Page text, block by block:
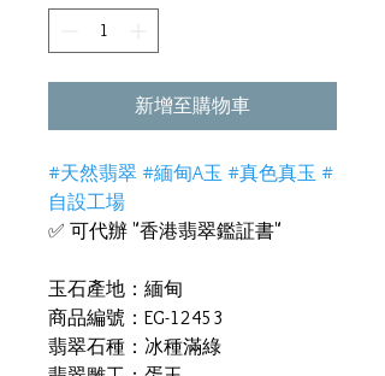
新增至購物車
#天然翡翠 #緬甸A玉 #真色真玉 #
自設工場
✅ 可代辦 "香港翡翠鑑証書"
玉石產地：緬甸
商品編號：EG-12453
翡翠石種：冰種滿綠